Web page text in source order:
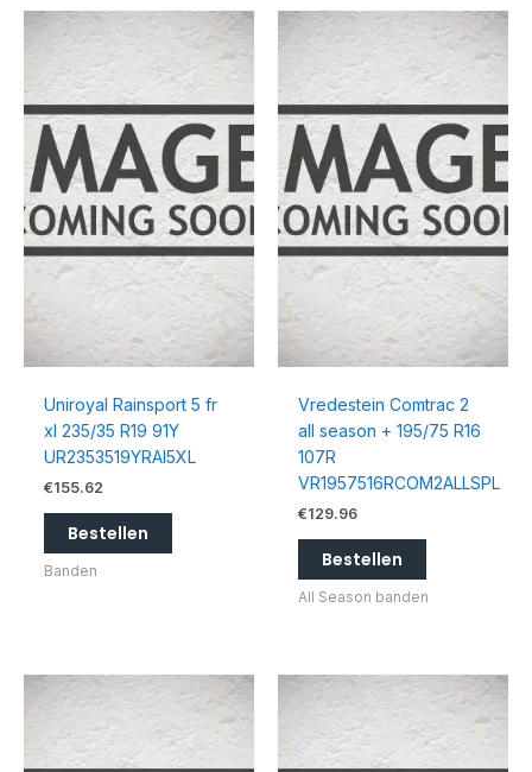
Uniroyal Rainsport 5 fr
xl 235/35 R19 91Y
UR2353519YRAI5XL
€155.62
Bestellen
Banden
Vredestein Comtrac 2
all season + 195/75 R16
107R
VR1957516RCOM2ALLSPL
€129.96
Bestellen
All Season banden